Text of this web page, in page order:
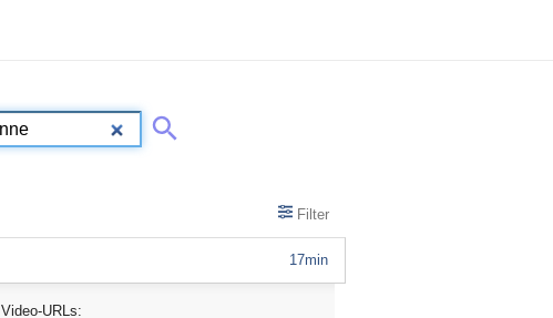
Filter
17min
Video-URLs: